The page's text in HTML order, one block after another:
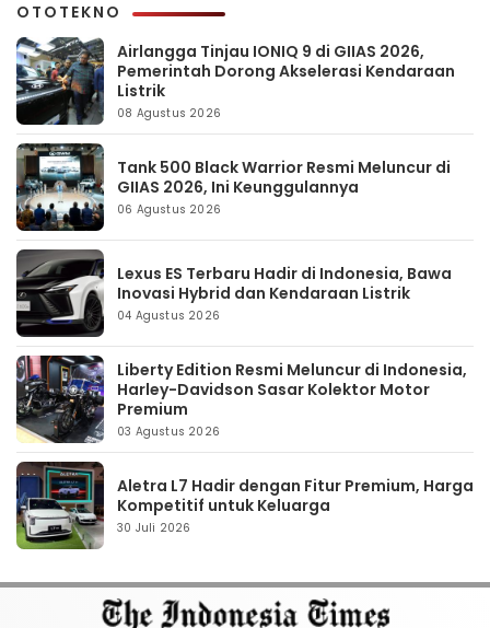
OTOTEKNO
Airlangga Tinjau IONIQ 9 di GIIAS 2026,
Pemerintah Dorong Akselerasi Kendaraan
Listrik
08 Agustus 2026
Tank 500 Black Warrior Resmi Meluncur di
GIIAS 2026, Ini Keunggulannya
06 Agustus 2026
Lexus ES Terbaru Hadir di Indonesia, Bawa
Inovasi Hybrid dan Kendaraan Listrik
04 Agustus 2026
Liberty Edition Resmi Meluncur di Indonesia,
Harley-Davidson Sasar Kolektor Motor
Premium
03 Agustus 2026
Aletra L7 Hadir dengan Fitur Premium, Harga
Kompetitif untuk Keluarga
30 Juli 2026